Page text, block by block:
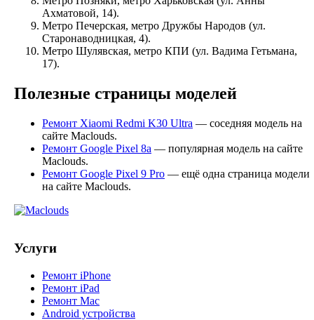
Ахматовой, 14).
Метро Печерская, метро Дружбы Народов (ул.
Старонаводницкая, 4).
Метро Шулявская, метро КПИ (ул. Вадима Гетьмана,
17).
Полезные страницы моделей
Ремонт Xiaomi Redmi K30 Ultra — соседняя модель на
сайте Maclouds.
Ремонт Google Pixel 8a — популярная модель на сайте
Maclouds.
Ремонт Google Pixel 9 Pro — ещё одна страница модели
на сайте Maclouds.
Услуги
Ремонт iPhone
Ремонт iPad
Ремонт Mac
Android устройства